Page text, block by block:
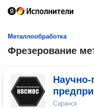
Металлообработка
Фрезерование
Научно-
Саранск